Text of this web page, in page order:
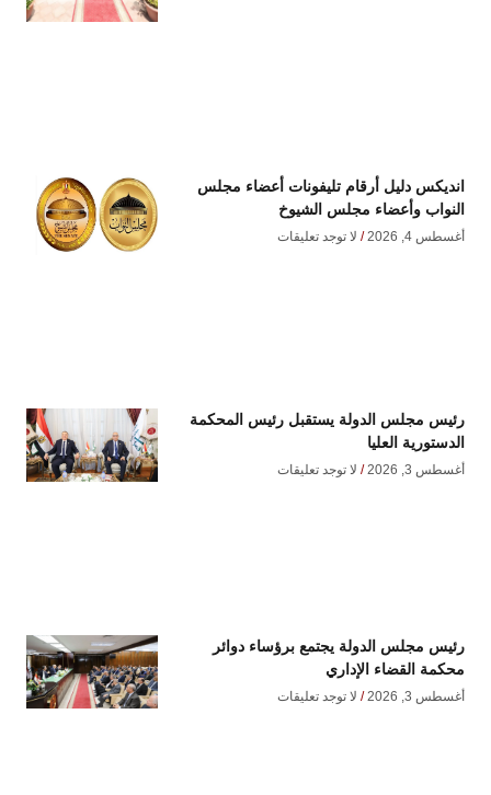
انديكس دليل أرقام تليفونات أعضاء مجلس
النواب وأعضاء مجلس الشيوخ
أغسطس 4, 2026 لا توجد تعليقات
رئيس مجلس الدولة يستقبل رئيس المحكمة
الدستورية العليا
أغسطس 3, 2026 لا توجد تعليقات
رئيس مجلس الدولة يجتمع برؤساء دوائر
محكمة القضاء الإداري
أغسطس 3, 2026 لا توجد تعليقات